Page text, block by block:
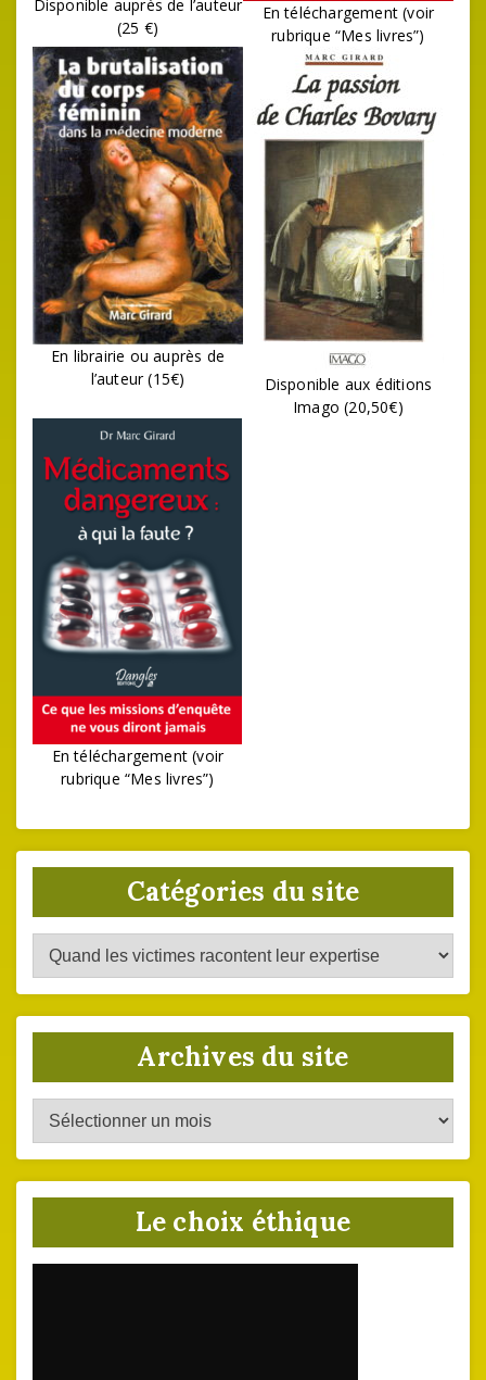
Disponible auprès de l’auteur
(25 €)
En téléchargement (voir
rubrique “Mes livres”)
En librairie ou auprès de
l’auteur (15€)
Disponible aux éditions
Imago (20,50€)
En téléchargement (voir
rubrique “Mes livres”)
Catégories du site
Catégories
site
Archives du site
Archives
du
site
Le choix éthique